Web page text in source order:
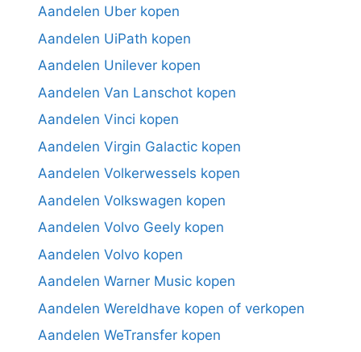
Aandelen Uber kopen
Aandelen UiPath kopen
Aandelen Unilever kopen
Aandelen Van Lanschot kopen
Aandelen Vinci kopen
Aandelen Virgin Galactic kopen
Aandelen Volkerwessels kopen
Aandelen Volkswagen kopen
Aandelen Volvo Geely kopen
Aandelen Volvo kopen
Aandelen Warner Music kopen
Aandelen Wereldhave kopen of verkopen
Aandelen WeTransfer kopen